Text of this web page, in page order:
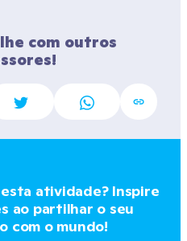
com outros
atividade? Inspire
ao partilhar o seu
com o mundo!